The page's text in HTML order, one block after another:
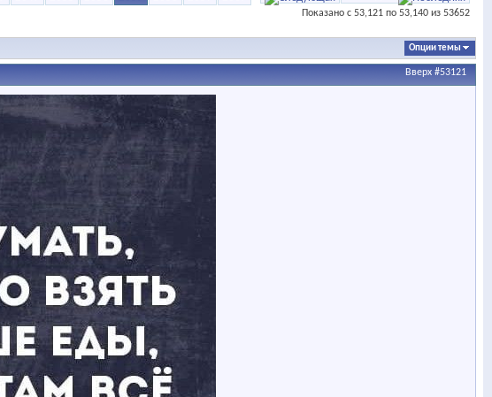
Показано с 53,121 по 53,140 из 53652
Опции темы
Вверх #53121